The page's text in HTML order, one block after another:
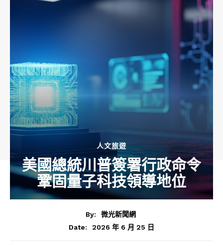
人文旅遊
美國總統川普簽署行政命令
鞏固量子科技領導地位
By:
微光新聞網
Date:
2026 年 6 月 25 日